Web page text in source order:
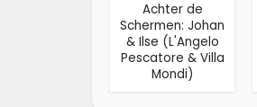
Achter de
Schermen: Johan
& Ilse (L'Angelo
Pescatore & Villa
Mondi)